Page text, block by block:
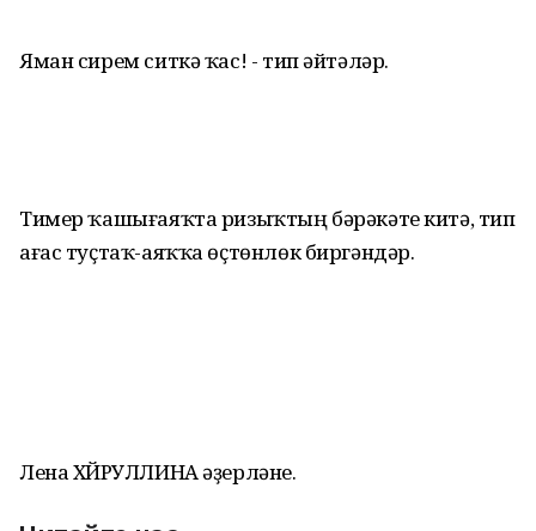
Яман сирем ситкә ҡас! - тип әйтәләр.
Тимер ҡашығаяҡта ризыҡтың бәрәкәте китә, тип
ағас туҫтаҡ-аяҡҡа өҫтөнлөк биргәндәр.
Лена ХӘЙРУЛЛИНА әҙерләне.